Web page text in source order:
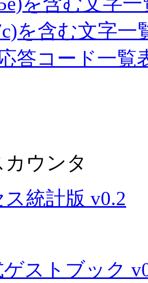
を含む文字一
答コード一覧
ウンタ
統計版 v0.2
ストブック